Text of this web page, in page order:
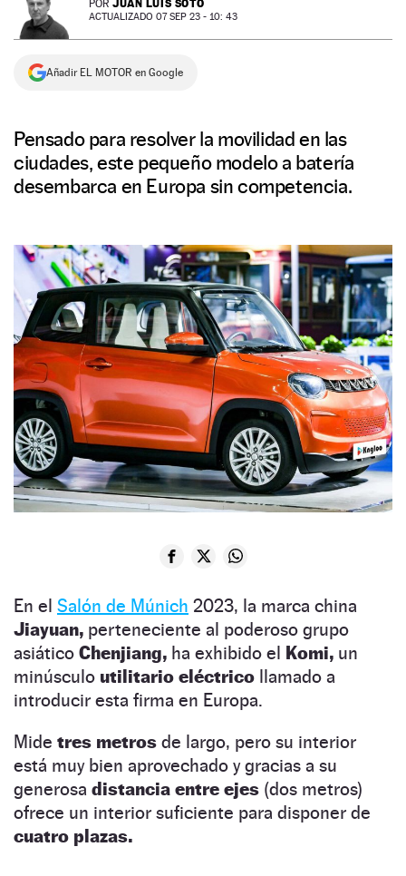
NEWSLETTER
SÍGUENOS
POR JUAN LUIS SOTO
ACTUALIZADO 07 SEP 23 - 10: 43
Añadir EL MOTOR en Google
Pensado para resolver la movilidad en las
ciudades, este pequeño modelo a batería
desembarca en Europa sin competencia.
En el Salón de Múnich 2023, la marca china
Jiayuan, perteneciente al poderoso grupo
asiático Chenjiang, ha exhibido el Komi, un
minúsculo utilitario eléctrico llamado a
introducir esta firma en Europa.
Mide tres metros de largo, pero su interior
está muy bien aprovechado y gracias a su
generosa distancia entre ejes (dos metros)
ofrece un interior suficiente para disponer de
cuatro plazas.